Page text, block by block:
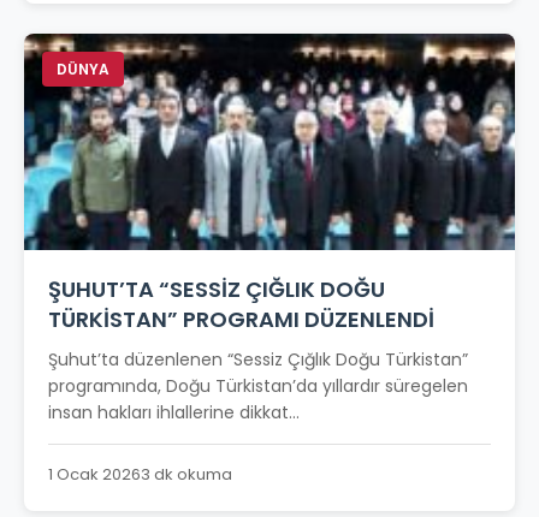
DÜNYA
ŞUHUT’TA “SESSİZ ÇIĞLIK DOĞU
TÜRKİSTAN” PROGRAMI DÜZENLENDİ
Şuhut’ta düzenlenen “Sessiz Çığlık Doğu Türkistan”
programında, Doğu Türkistan’da yıllardır süregelen
insan hakları ihlallerine dikkat...
1 Ocak 20263 dk okuma